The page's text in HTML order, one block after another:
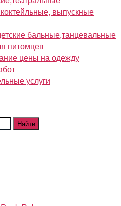
выпускные
бальные,танцевальные
питомцев
цены на одежду
услуги
Найти